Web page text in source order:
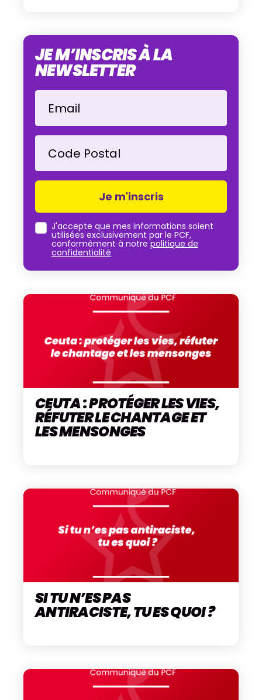
JE M’INSCRIS À LA
NEWSLETTER
Email
Code Postal
J'accepte que mes informations soient
utilisées exclusivement par le PCF,
conformément à notrepolitique de
confidentialité
CEUTA : PROTÉGER LES VIES,
RÉFUTER LE CHANTAGE ET
LES MENSONGES
SI TU N’ES PAS
ANTIRACISTE, TU ES QUOI ?